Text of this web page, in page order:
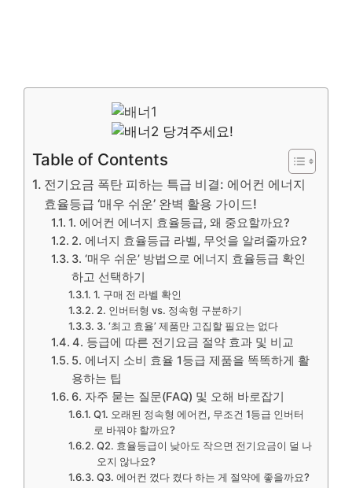
당겨주세요!
Table of Contents
전기요금 폭탄 피하는 특급 비결: 에어컨 에너지
효율등급 ‘매우 쉬운’ 완벽 활용 가이드!
1. 에어컨 에너지 효율등급, 왜 중요할까요?
2. 에너지 효율등급 라벨, 무엇을 알려줄까요?
3. ‘매우 쉬운’ 방법으로 에너지 효율등급 확인
하고 선택하기
1. 구매 전 라벨 확인
2. 인버터형 vs. 정속형 구분하기
3. ‘최고 효율’ 제품만 고집할 필요는 없다
4. 등급에 따른 전기요금 절약 효과 및 비교
5. 에너지 소비 효율 1등급 제품을 똑똑하게 활
용하는 팁
6. 자주 묻는 질문(FAQ) 및 오해 바로잡기
Q1. 오래된 정속형 에어컨, 무조건 1등급 인버터
로 바꿔야 할까요?
Q2. 효율등급이 낮아도 작으면 전기요금이 덜 나
오지 않나요?
Q3. 에어컨 껐다 켰다 하는 게 절약에 좋을까요?